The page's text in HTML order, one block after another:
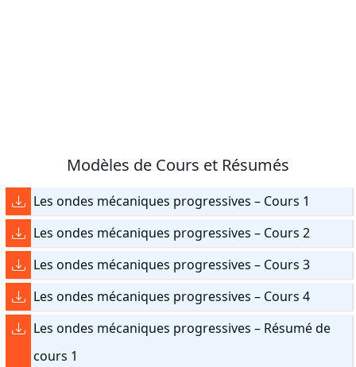
Modèles de Cours et Résumés
Les ondes mécaniques progressives – Cours 1
Les ondes mécaniques progressives – Cours 2
Les ondes mécaniques progressives – Cours 3
Les ondes mécaniques progressives – Cours 4
Les ondes mécaniques progressives – Résumé de
cours 1